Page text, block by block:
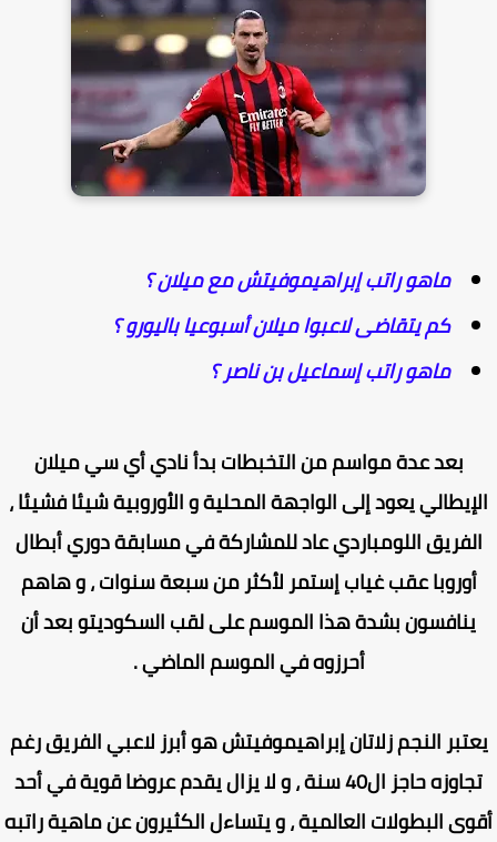
ماهو راتب إبراهيموفيتش مع ميلان ؟
كم يتقاضى لاعبوا ميلان أسبوعيا باليورو ؟
ماهو راتب إسماعيل بن ناصر ؟
بعد عدة مواسم من التخبطات بدأ نادي أي سي ميلان
يعود إلى الواجهة المحلية و الأوروبية شيئا فشيئا ،
اللومباردي عاد للمشاركة في مسابقة دوري أبطال
أوروبا عقب غياب إستمر لأكثر من سبعة سنوات ، و هاهم
ينافسون بشدة هذا الموسم على لقب السكوديتو بعد أن
أحرزوه في الموسم الماضي .
النجم زلاتان إبراهيموفيتش هو أبرز لاعبي الفريق رغم
تجاوزه حاجز ال40 سنة ، و لا يزال يقدم عروضا قوية في أحد
البطولات العالمية ، و يتساءل الكثيرون عن ماهية راتبه